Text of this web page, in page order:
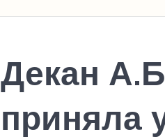
Декан
приняла